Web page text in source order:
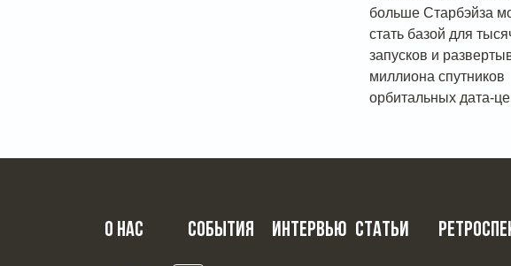
больше Старбэйза
стать базой для
запусков и
миллиона спутников
орбитальных дата-
О НАС СОБЫТИЯ ИНТЕРВЬЮ СТАТЬИ